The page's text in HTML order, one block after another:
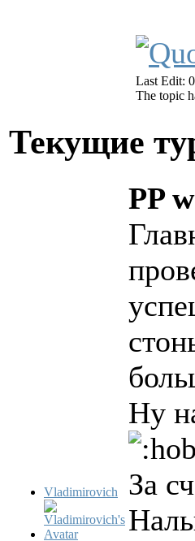
Last Edit:
The topic
Текущие
Vladimirovich
PP
Ну
За